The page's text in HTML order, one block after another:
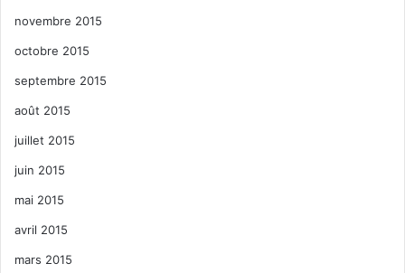
novembre 2015
octobre 2015
septembre 2015
août 2015
juillet 2015
juin 2015
mai 2015
avril 2015
mars 2015